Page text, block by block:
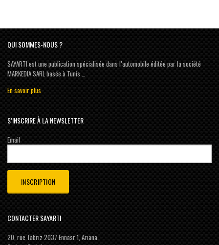
QUI SOMMES-NOUS ?
SAYARTI est une publication spécialisée dans l’automobile éditée par la société
MARKEDIA SARL basée à Tunis …
En savoir plus
S’INSCRIRE À LA NEWSLETTER
Email
CONTACTER SAYARTI
20, rue Tabriz 2037 Ennasr 1, Ariana,